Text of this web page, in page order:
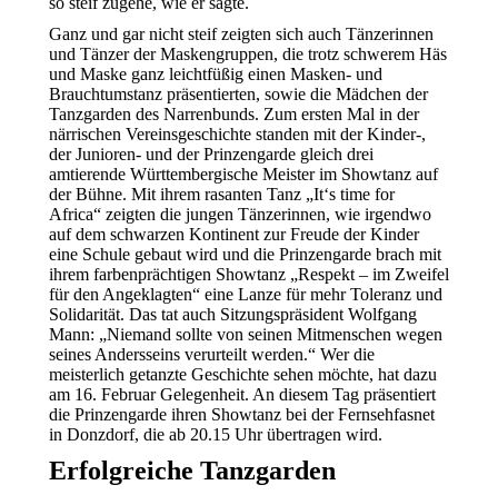
Ganz und gar nicht steif zeigten sich auch Tänzerinnen
und Tänzer der Maskengruppen, die trotz schwerem Häs
und Maske ganz leichtfüßig einen Masken- und
Brauchtumstanz präsentierten, sowie die Mädchen der
Tanzgarden des Narrenbunds. Zum ersten Mal in der
närrischen Vereinsgeschichte standen mit der Kinder-,
der Junioren- und der Prinzengarde gleich drei
amtierende Württembergische Meister im Showtanz auf
der Bühne. Mit ihrem rasanten Tanz „It‘s time for
Africa“ zeigten die jungen Tänzerinnen, wie irgendwo
auf dem schwarzen Kontinent zur Freude der Kinder
eine Schule gebaut wird und die Prinzengarde brach mit
ihrem farbenprächtigen Showtanz „Respekt – im Zweifel
für den Angeklagten“ eine Lanze für mehr Toleranz und
Solidarität. Das tat auch Sitzungspräsident Wolfgang
Mann: „Niemand sollte von seinen Mitmenschen wegen
seines Andersseins verurteilt werden.“ Wer die
meisterlich getanzte Geschichte sehen möchte, hat dazu
am 16. Februar Gelegenheit. An diesem Tag präsentiert
die Prinzengarde ihren Showtanz bei der Fernsehfasnet
in Donzdorf, die ab 20.15 Uhr übertragen wird.
Erfolgreiche Tanzgarden